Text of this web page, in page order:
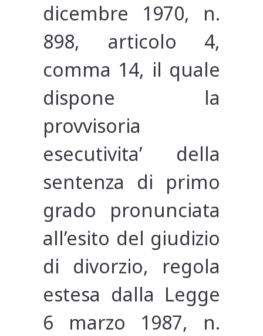
dicembre 1970, n.
898, articolo 4,
comma 14, il quale
dispone la
provvisoria
esecutivita’ della
sentenza di primo
grado pronunciata
all’esito del giudizio
di divorzio, regola
estesa dalla Legge
6 marzo 1987, n.